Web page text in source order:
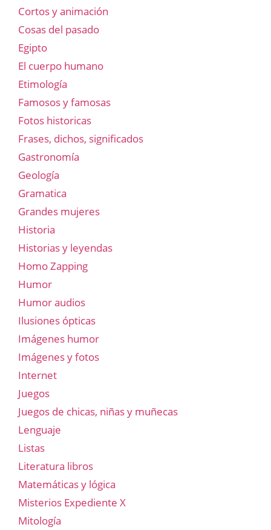
Cortos y animación
Cosas del pasado
Egipto
El cuerpo humano
Etimología
Famosos y famosas
Fotos historicas
Frases, dichos, significados
Gastronomía
Geología
Gramatica
Grandes mujeres
Historia
Historias y leyendas
Homo Zapping
Humor
Humor audios
Ilusiones ópticas
Imágenes humor
Imágenes y fotos
Internet
Juegos
Juegos de chicas, niñas y muñecas
Lenguaje
Listas
Literatura libros
Matemáticas y lógica
Misterios Expediente X
Mitología